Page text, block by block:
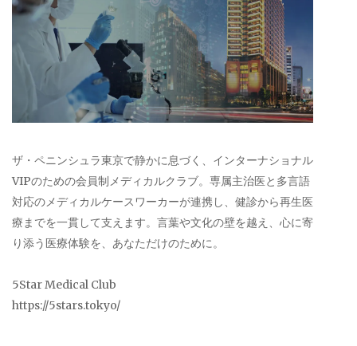
ザ・ペニンシュラ東京で静かに息づく、インターナショナル
VIPのための会員制メディカルクラブ。専属主治医と多言語
対応のメディカルケースワーカーが連携し、健診から再生医
療までを一貫して支えます。言葉や文化の壁を越え、心に寄
り添う医療体験を、あなただけのために。
5Star Medical Club
https://5stars.tokyo/